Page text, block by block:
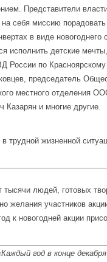
Представители
себя миссию
в виде
исполнить детские
России по
председатель
местного
и многие другие.
жизненной
людей, готовых
желания участников
к новогодней акции
год в конце